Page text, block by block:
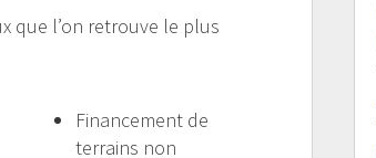
que l’on retrouve le plus
Financement de
terrains non